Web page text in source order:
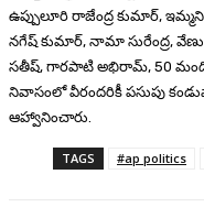
ఉప్పులూరి రాజేంద్ర కుమార్,
నగేష్ కుమార్, నామా సురేంద్ర,
సతీష్, గారపాటి అభిరామ్, 50 మంది
నివాసంలో వీరందరికీ పసుపు
ఆహ్వానించారు.
TAGS #ap politics